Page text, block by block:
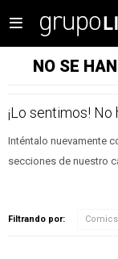

NO SE
¡Lo sentimos!
Inténtalo nuevamente
secciones de nuestro
Filtrando por: Comics